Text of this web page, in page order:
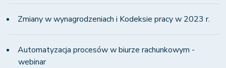
Zmiany w wynagrodzeniach i Kodeksie pracy w 2023 r.
Automatyzacja procesów w biurze rachunkowym -
webinar